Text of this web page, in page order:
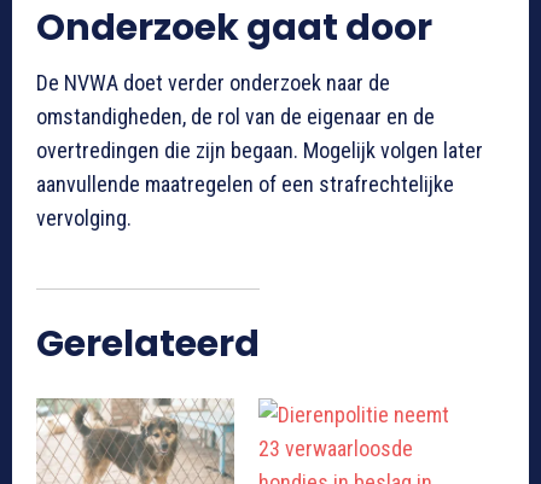
Onderzoek gaat door
De NVWA doet verder onderzoek naar de
omstandigheden, de rol van de eigenaar en de
overtredingen die zijn begaan. Mogelijk volgen later
aanvullende maatregelen of een strafrechtelijke
vervolging.
Gerelateerd